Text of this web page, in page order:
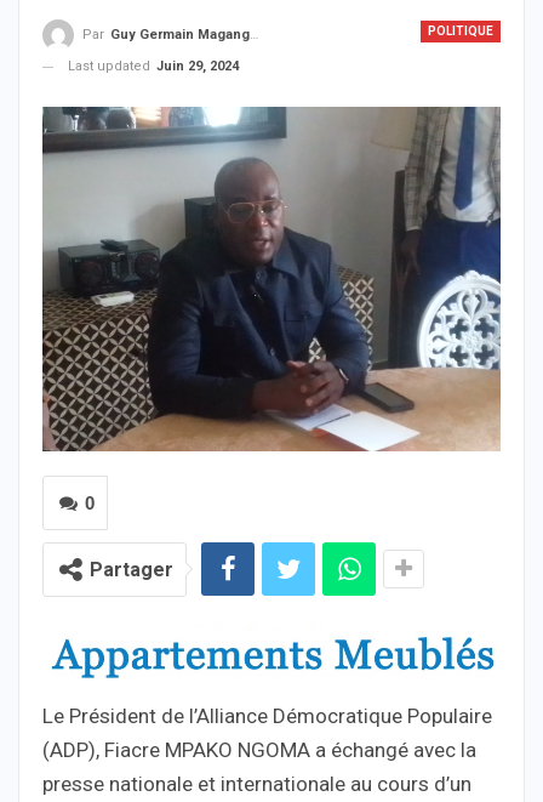
POLITIQUE
Par Guy Germain Maganga Nziengui
Last updated Juin 29, 2024
0
Partager
Le Président de l’Alliance Démocratique Populaire
(ADP), Fiacre MPAKO NGOMA a échangé avec la
presse nationale et internationale au cours d’un